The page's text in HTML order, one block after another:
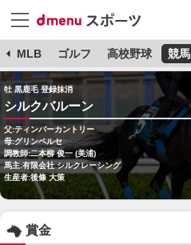
MLB ゴルフ 高校野球 競馬
牡 黒鹿毛 登録抹消
シルクバルーン
父:ティンバーカントリー
母:グリンペルセ
調教師:二本柳 俊一 (美浦)
馬主:有限会社 シルクレーシング
生産者:後條 大策
賞金